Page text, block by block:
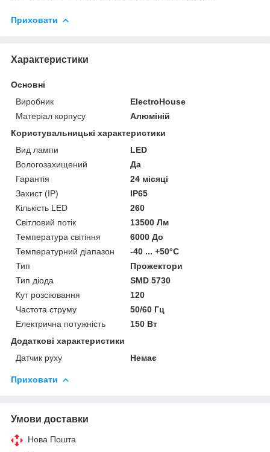
Приховати
Характеристики
Основні
Виробник
ElectroHouse
Матеріал корпусу
Алюміній
Користувальницькі характеристики
Вид лампи
LED
Вологозахищений
Да
Гарантія
24 місяці
Захист (IP)
IP65
Кількість LED
260
Світловий потік
13500 Лм
Температура світіння
6000 До
Температурний діапазон
-40 ... +50°С
Тип
Прожектори
Тип діода
SMD 5730
Кут розсіювання
120
Частота струму
50/60 Гц
Електрична потужність
150 Вт
Додаткові характеристики
Датчик руху
Немає
Приховати
Умови доставки
Нова Пошта